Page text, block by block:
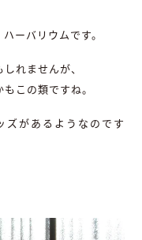
ーバリウムです。
れませんが、
この類ですね。
ズがあるようなのです